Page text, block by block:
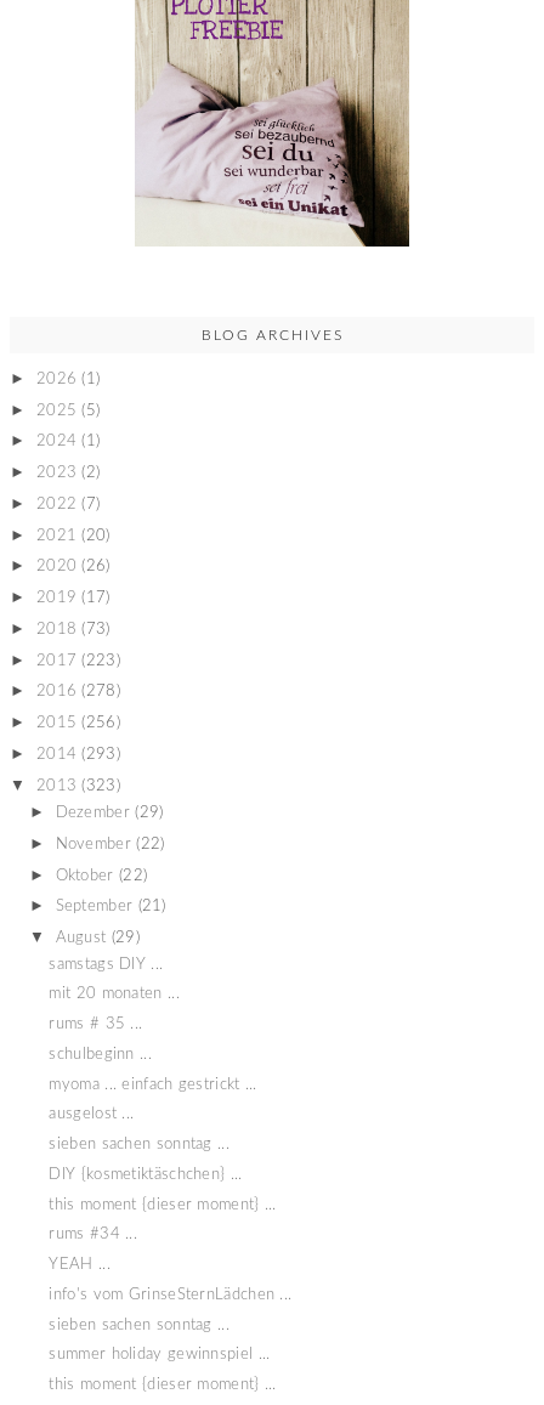
BLOG ARCHIVES
► 2026 (1)
► 2025 (5)
► 2024 (1)
► 2023 (2)
► 2022 (7)
► 2021 (20)
► 2020 (26)
► 2019 (17)
► 2018 (73)
► 2017 (223)
► 2016 (278)
► 2015 (256)
► 2014 (293)
▼ 2013 (323)
► Dezember (29)
► November (22)
► Oktober (22)
► September (21)
▼ August (29)
samstags DIY ...
mit 20 monaten ...
rums # 35 ...
schulbeginn ...
myoma ... einfach gestrickt ...
ausgelost ...
sieben sachen sonntag ...
DIY {kosmetiktäschchen} ...
this moment {dieser moment} ...
rums #34 ...
YEAH ...
info's vom GrinseSternLädchen ...
sieben sachen sonntag ...
summer holiday gewinnspiel ...
this moment {dieser moment} ...